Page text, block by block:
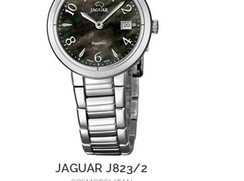
JAGUAR J823/2